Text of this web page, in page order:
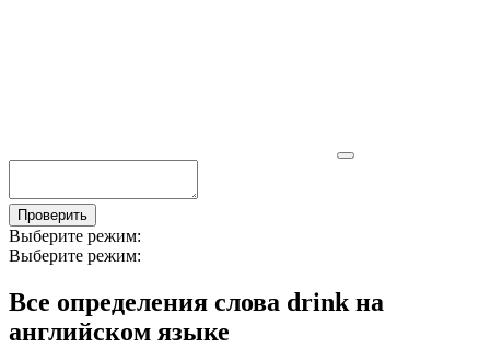
Проверить
Выберите режим:
Выберите режим:
Все определения слова drinkна
английском языке